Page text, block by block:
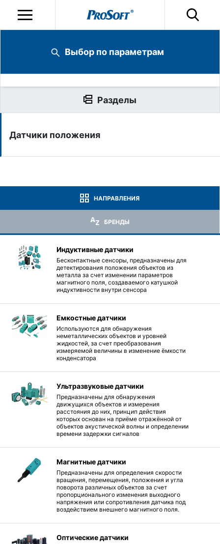
Датчики положения
НАПРАВЛЕНИЯ
БРЕНДЫ
Индуктивные датчики
Бесконтактные сенсоры, предназначены для
детектирования положения объектов из
металла за счет изменении параметров
магнитного поля, создаваемого катушкой
индуктивности внутри сенсора
Емкостные датчики
Используются для обнаружения
неметаллических объектов и уровней
жидкостей, за счет преобразования
измеряемой величины в изменение ёмкости
конденсатора
Ультразвуковые датчики
Предназначены для обнаружения
движущихся объектов и измерения
расстояния до них, принцип действия
которых основан на приёме отражённой от
объектов акустической волны и определении
времени задержки сигналов
Магнитные датчики
Предназначены для определения скорости
вращения, перемещения, положения и угла
поворота различных объектов за счет
пропорционального изменения выходного
напряжения или сопротивления датчика под
воздействием внешнего магнитного поля.
Оптические датчики
Выбор по параметрам
Разделы